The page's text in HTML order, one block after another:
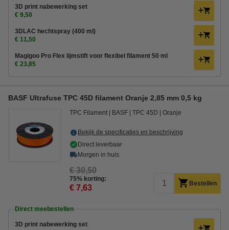
3D print nabewerking set
€ 9,50
3DLAC hechtspray (400 ml)
€ 11,50
Magigoo Pro Flex lijmstift voor flexibel filament 50 ml
€ 23,85
BASF Ultrafuse TPC 45D filament Oranje 2,85 mm 0,5 kg
TPC Filament BASF TPC 45D Oranje
Bekijk de specificaties en beschrijving
Direct leverbaar
Morgen in huis
€ 30,50
75% korting:
€ 7,63 Bestellen
Direct meebestellen
3D print nabewerking set